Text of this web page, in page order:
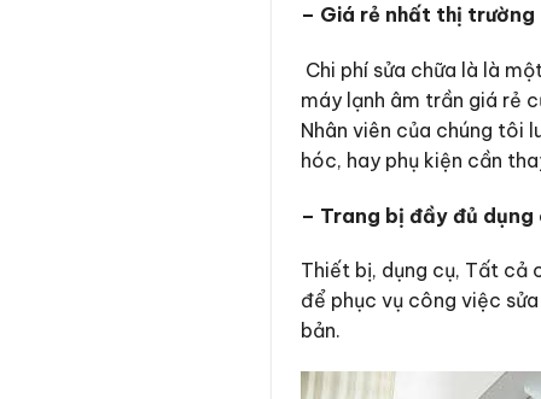
– Giá rẻ nhất thị trường
Chi phí sửa chữa là là
máy lạnh âm trần giá rẻ
Nhân viên của chúng tôi
hóc, hay phụ kiện cần
– Trang bị đầy đủ dụng
Thiết bị, dụng cụ, Tất cả
để phục vụ công việc
bản.